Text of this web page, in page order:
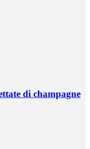
di champagne